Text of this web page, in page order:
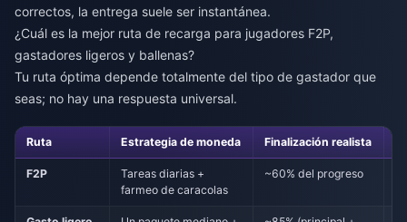
correctos, la entrega suele ser instantánea.
¿Cuál es la mejor ruta de recarga para jugadores F2P,
gastadores ligeros y ballenas?
Tu ruta óptima depende totalmente del tipo de gastador que
seas; no hay una respuesta universal.
Ruta Estrategia de moneda Finalización realista
F2P
Tareas diarias +
farmeo de caracolas
~60% del progreso